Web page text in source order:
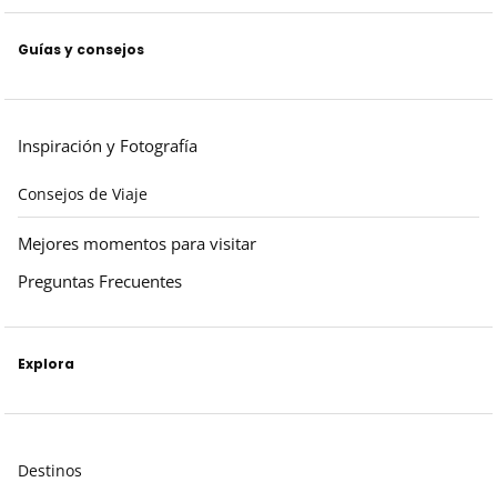
Guías y consejos
Inspiración y Fotografía
Consejos de Viaje
Mejores momentos para visitar
Preguntas Frecuentes
Explora
Destinos